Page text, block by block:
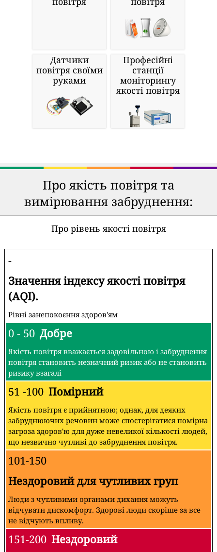
Датчики
повітря своїми
руками
Професійні
станції
моніторингу
якості повітря
Про якість повітря та
вимірювання забруднення:
Про рівень якості повітря
-
Значення індексу якості повітря
(AQI).
Рівні занепокоєння здоров'ям
0 - 50 Добре
Якість повітря вважається задовільною і забруднення
повітря становить незначний ризик або не становить
ризику взагалі
51 -100 Помірний
Якість повітря є прийнятною; однак, для деяких
забруднюючих речовин може спостерігатися помірна
загроза здоров'ю для дуже невеликої кількості людей,
що незвично чутливі до забруднення повітря.
101-150
Нездоровий для чутливих груп
Люди з чутливими органами дихання можуть
відчувати дискомфорт. Здорові люди скоріше за все
не відчують впливу.
151-200 Нездоровий